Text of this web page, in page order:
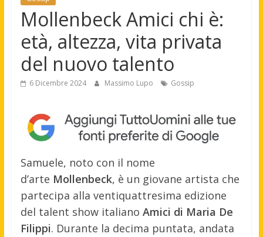
Mollenbeck Amici chi è:
età, altezza, vita privata
del nuovo talento
6 Dicembre 2024 Massimo Lupo Gossip
Samuele, noto con il nome
d’arte Mollenbeck, è un giovane artista che
partecipa alla ventiquattresima edizione
del talent show italiano Amici di Maria De
Filippi. Durante la decima puntata, andata